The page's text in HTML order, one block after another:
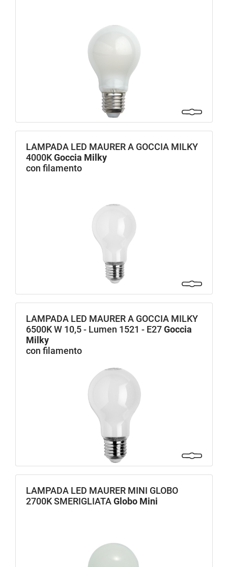
LAMPADA LED MAURER A GOCCIA MILKY
4000KGoccia Milky
con filamento
LAMPADA LED MAURER A GOCCIA MILKY
6500K W 10,5 - Lumen 1521 - E27Goccia
Milky
con filamento
LAMPADA LED MAURER MINI GLOBO
2700K SMERIGLIATAGlobo Mini